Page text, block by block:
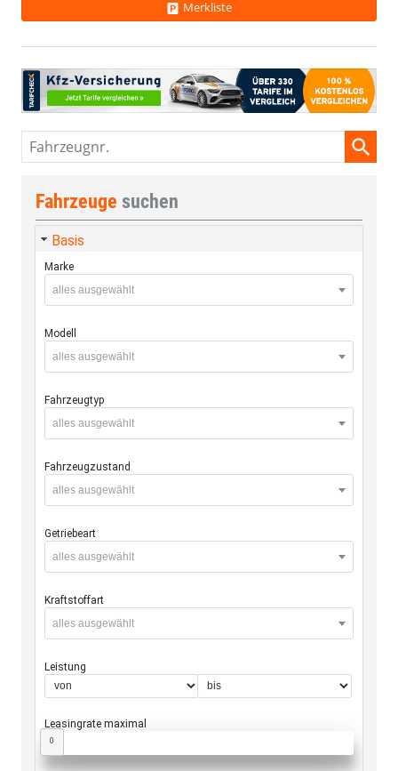
Merkliste
Fahrzeugnr.
Fahrzeuge suchen
Basis
Marke
alles ausgewählt
Modell
alles ausgewählt
Fahrzeugtyp
alles ausgewählt
Fahrzeugzustand
alles ausgewählt
Getriebeart
alles ausgewählt
Kraftstoffart
alles ausgewählt
Leistung
Leasingrate maximal
0